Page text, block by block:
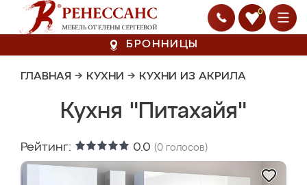
0
БРОННИЦЫ
ГЛАВНАЯ → КУХНИ → КУХНИ ИЗ АКРИЛА
Кухня "Питахайя"
Рейтинг: 0.0 (0 голосов)